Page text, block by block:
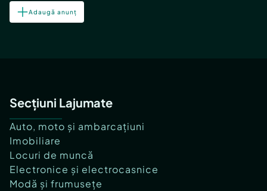
Adaugă anunț
Secțiuni Lajumate
Auto, moto și ambarcațiuni
Imobiliare
Locuri de muncă
Electronice și electrocasnice
Modă și frumusețe